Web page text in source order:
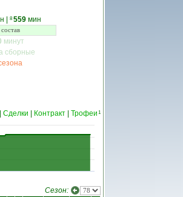
8 559 мин
минут
сборные
Сделки Контракт Трофеи 1
Сезон: